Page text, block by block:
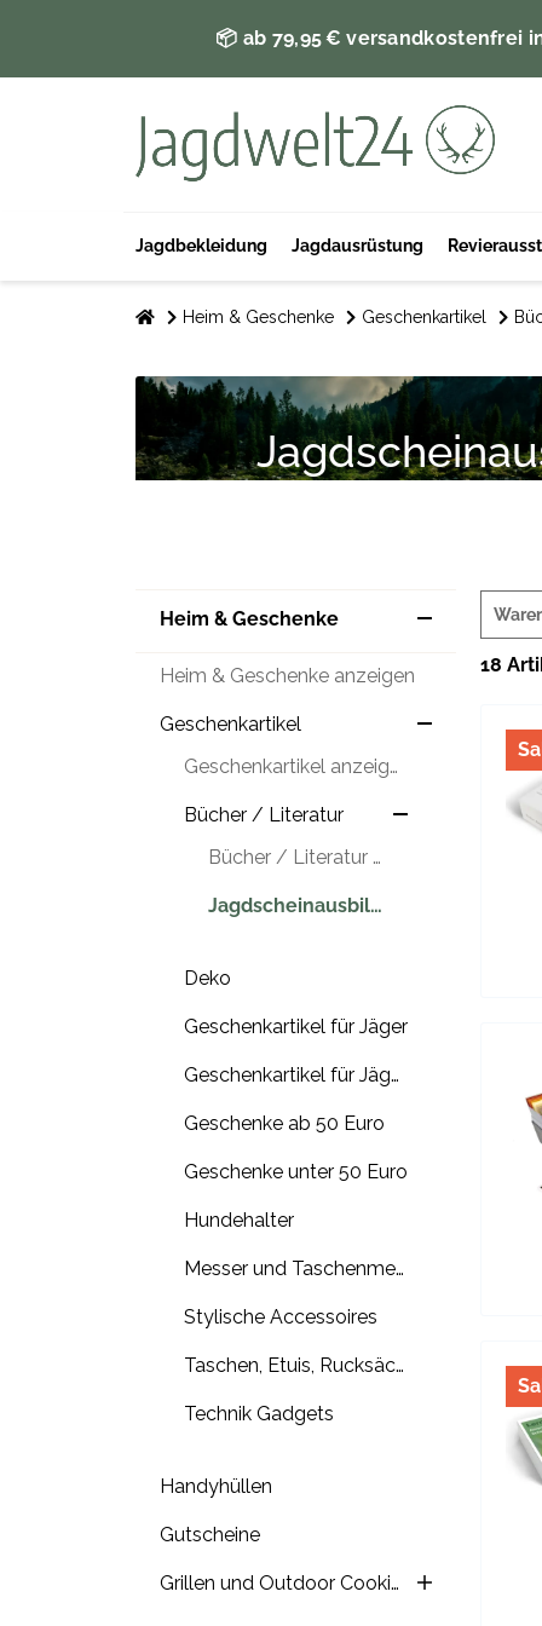
📦 ab 79,95 € versandkostenfrei
Jagdbekleidung Jagdausrüstung
Heim & Geschenke Geschenkartikel
Heim & Geschenke
Heim & Geschenke anzeigen
Geschenkartikel
Geschenkartikel anzeigen
Bücher / Literatur
Bücher / Literatur anzeigen
Jagdscheinausbildung
Deko
Geschenkartikel für Jäger
Geschenkartikel für Jägerinnen
Geschenke ab 50 Euro
Geschenke unter 50 Euro
Hundehalter
Messer und Taschenmesser
Stylische Accessoires
Taschen, Etuis, Rucksäcke
Technik Gadgets
Handyhüllen
Gutscheine
Grillen und Outdoor Cooking
18